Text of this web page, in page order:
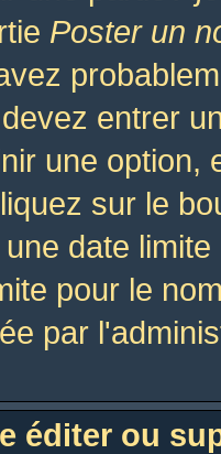
Poster un
entrer
une option,
sur le
date
pour le
par
éditer ou